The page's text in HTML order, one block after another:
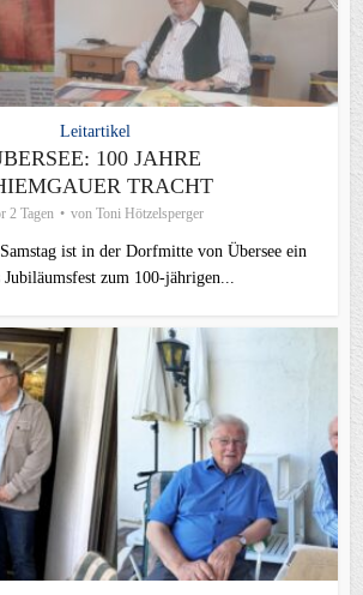
Leitartikel
100 JAHRE
TRACHT
2 Tagen von Toni Hötzelsperger
ist in der Dorfmitte von Übersee ein
Jubiläumsfest zum 100-jährigen...